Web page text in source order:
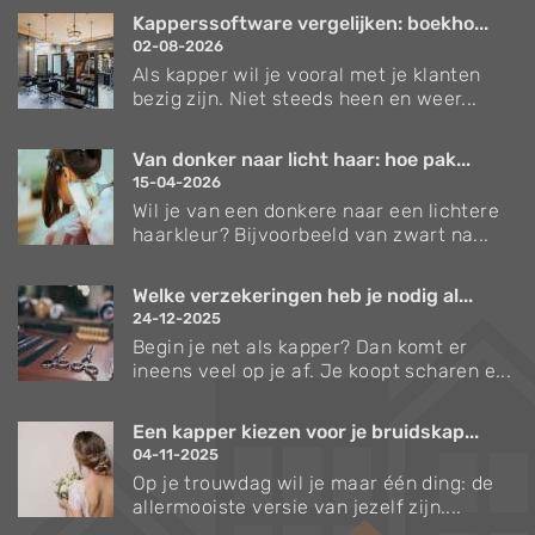
Kapperssoftware vergelijken: boekho...
02-08-2026
Als kapper wil je vooral met je klanten
bezig zijn. Niet steeds heen en weer...
Van donker naar licht haar: hoe pak...
15-04-2026
Wil je van een donkere naar een lichtere
haarkleur? Bijvoorbeeld van zwart na...
Welke verzekeringen heb je nodig al...
24-12-2025
Begin je net als kapper? Dan komt er
ineens veel op je af. Je koopt scharen e...
Een kapper kiezen voor je bruidskap...
04-11-2025
Op je trouwdag wil je maar één ding: de
allermooiste versie van jezelf zijn....